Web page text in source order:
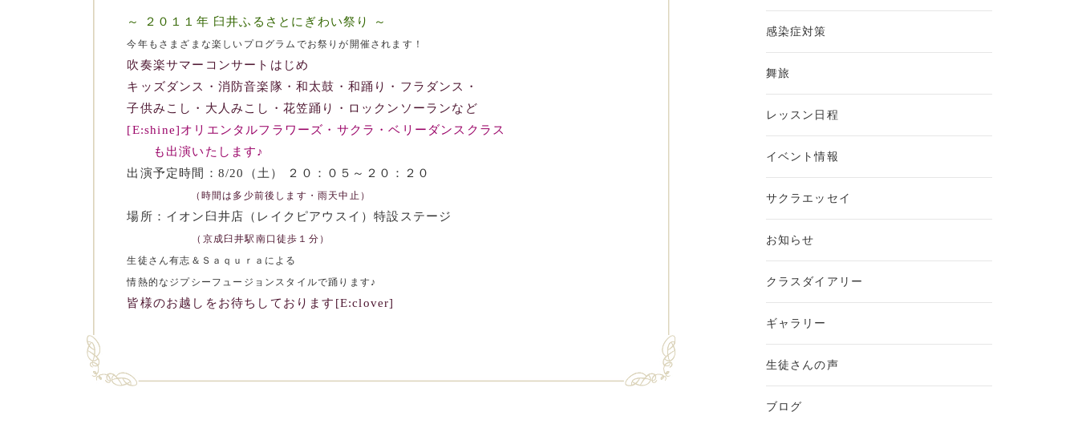
～ ２０１１年 臼井ふるさとにぎわい祭り ～
今年もさまざまな楽しいプログラムでお祭りが開催されます！
吹奏楽サマーコンサートはじめ
キッズダンス・消防音楽隊・和太鼓・和踊り・フラダンス・
子供みこし・大人みこし・花笠踊り・ロックンソーランなど
[E:shine]オリエンタルフラワーズ・サクラ・ベリーダンスクラス
も出演いたします♪
出演予定時間：8/20（土） ２０：０５～２０：２０
（時間は多少前後します・雨天中止）
場所：イオン臼井店（レイクピアウスイ）特設ステージ
（京成臼井駅南口徒歩１分）
生徒さん有志＆Ｓａｑｕｒａによる
情熱的なジプシーフュージョンスタイルで踊ります♪
皆様のお越しをお待ちしております[E:clover]
感染症対策
舞旅
レッスン日程
イベント情報
サクラエッセイ
お知らせ
クラスダイアリー
ギャラリー
生徒さんの声
ブログ